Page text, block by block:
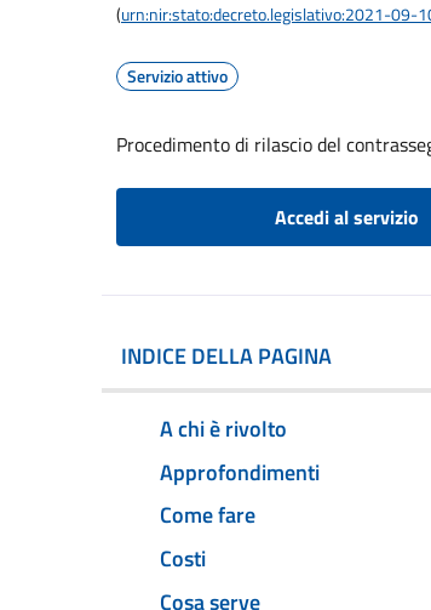
(urn:nir:stato:decreto.legislativo:2021-09-
Servizio attivo
Procedimento di rilascio del
Accedi al servizio
INDICE DELLA PAGINA
A chi è rivolto
Approfondimenti
Come fare
Costi
Cosa serve